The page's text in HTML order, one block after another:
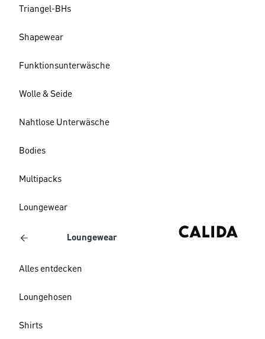
Triangel-BHs
Shapewear
Funktionsunterwäsche
Wolle & Seide
Nahtlose Unterwäsche
Bodies
Multipacks
Loungewear
Loungewear
Alles entdecken
Loungehosen
Shirts